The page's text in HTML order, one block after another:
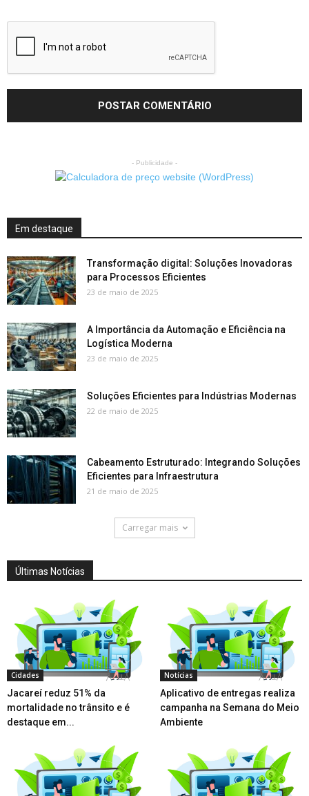
- Publicidade -
Em destaque
Transformação digital: Soluções Inovadoras
para Processos Eficientes
23 de maio de 2025
A Importância da Automação e Eficiência na
Logística Moderna
23 de maio de 2025
Soluções Eficientes para Indústrias Modernas
22 de maio de 2025
Cabeamento Estruturado: Integrando Soluções
Eficientes para Infraestrutura
21 de maio de 2025
Carregar mais
Últimas Notícias
Cidades
Jacareí reduz 51% da
mortalidade no trânsito e é
destaque em...
Notícias
Aplicativo de entregas realiza
campanha na Semana do Meio
Ambiente